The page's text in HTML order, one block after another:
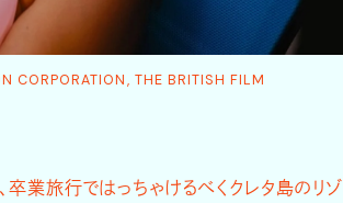
CORPORATION, THE BRITISH FILM
卒業旅行ではっちゃけるべくクレタ島のリゾ